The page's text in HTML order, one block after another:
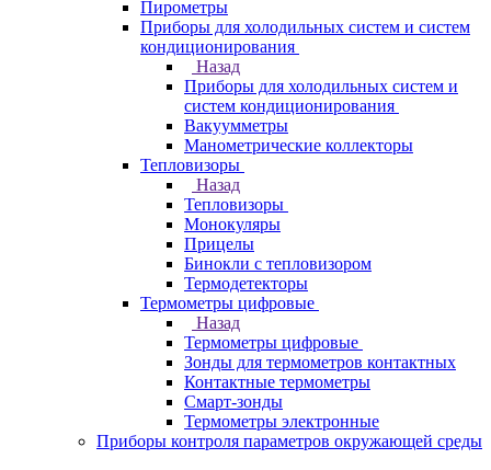
Пирометры
Приборы для холодильных систем и систем
кондиционирования
Назад
Приборы для холодильных систем и
систем кондиционирования
Вакуумметры
Манометрические коллекторы
Тепловизоры
Назад
Тепловизоры
Монокуляры
Прицелы
Бинокли с тепловизором
Термодетекторы
Термометры цифровые
Назад
Термометры цифровые
Зонды для термометров контактных
Контактные термометры
Смарт-зонды
Термометры электронные
Приборы контроля параметров окружающей среды